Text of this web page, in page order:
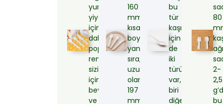
yumuşak
yiyecekler
için
daha
popülerdir,
renk
sizin
için
beyaz
ve
160
mm’lik
kısa
boyutunun
yanı
sıra,
uzun
olanın
197
mm
bu
tür
kaşıklar
için
de
iki
türümüz
var,
biri
diğerinden
80
2-
2,5
bu